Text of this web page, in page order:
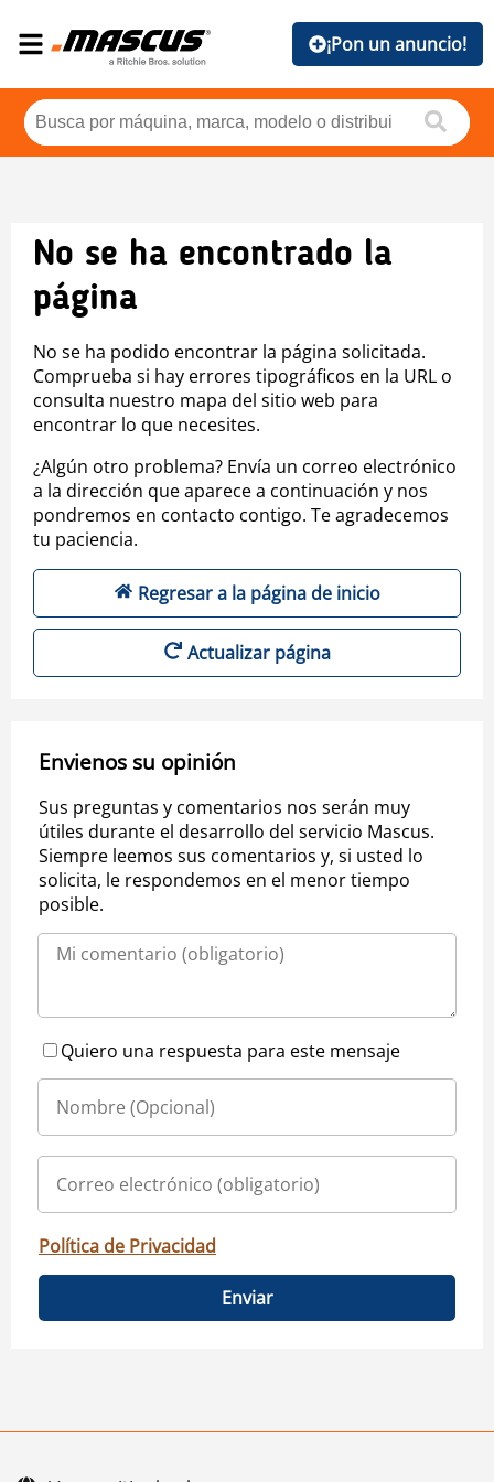
¡Pon un anuncio!
No se ha encontrado la
página
No se ha podido encontrar la página solicitada.
Comprueba si hay errores tipográficos en la URL o
consulta nuestro mapa del sitio web para
encontrar lo que necesites.
¿Algún otro problema? Envía un correo electrónico
a la dirección que aparece a continuación y nos
pondremos en contacto contigo. Te agradecemos
tu paciencia.
Regresar a la página de inicio
Actualizar página
Envienos su opinión
Sus preguntas y comentarios nos serán muy
útiles durante el desarrollo del servicio Mascus.
Siempre leemos sus comentarios y, si usted lo
solicita, le respondemos en el menor tiempo
posible.
Quiero una respuesta para este mensaje
Política de Privacidad
Enviar